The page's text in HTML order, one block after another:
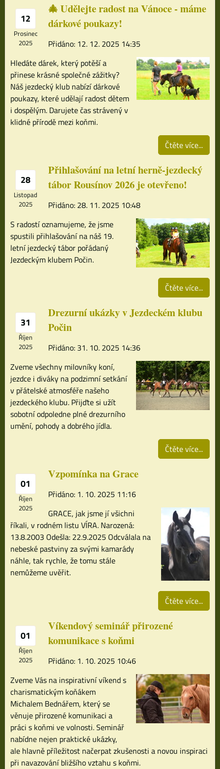
12
Prosinec
2025
🎄 Udělejte radost na Vánoce - máme
dárkové poukazy!
Přidáno: 12. 12. 2025 14:35
Hledáte dárek, který potěší a
přinese krásné společné zážitky?
Náš jezdecký klub nabízí dárkové
poukazy, které udělají radost dětem
i dospělým. Darujete čas strávený v
klidné přírodě mezi koňmi.
Čtěte více...
28
Listopad
2025
Přihlašování na letní herně-jezdecký
tábor Rousínov 2026 je otevřeno!
Přidáno: 28. 11. 2025 10:48
S radostí oznamujeme, že jsme
spustili přihlašování na náš 19.
letní jezdecký tábor pořádaný
Jezdeckým klubem Počin.
Čtěte více...
31
Říjen
2025
Drezurní ukázky v Jezdeckém klubu
Počin
Přidáno: 31. 10. 2025 14:36
Zveme všechny milovníky koní,
jezdce i diváky na podzimní setkání
v přátelské atmosféře našeho
jezdeckého klubu. Přijďte si užít
sobotní odpoledne plné drezurního
umění, pohody a dobrého jídla.
Čtěte více...
01
Říjen
2025
Vzpomínka na Grace
Přidáno: 1. 10. 2025 11:16
GRACE, jak jsme jí všichni
říkali, v rodném listu VÍRA. Narozená:
13.8.2003 Odešla: 22.9.2025 Odcválala na
nebeské pastviny za svými kamarády
náhle, tak rychle, že tomu stále
nemůžeme uvěřit.
Čtěte více...
01
Říjen
2025
Víkendový seminář přirozené
komunikace s koňmi
Přidáno: 1. 10. 2025 10:46
Zveme Vás na inspirativní víkend s
charismatickým koňákem
Michalem Bednářem, který se
věnuje přirozené komunikaci a
práci s koňmi ve volnosti. Seminář
nabídne nejen praktické ukázky,
ale hlavně příležitost načerpat zkušenosti a novou inspiraci
při navazování bližšího vztahu s koňmi.